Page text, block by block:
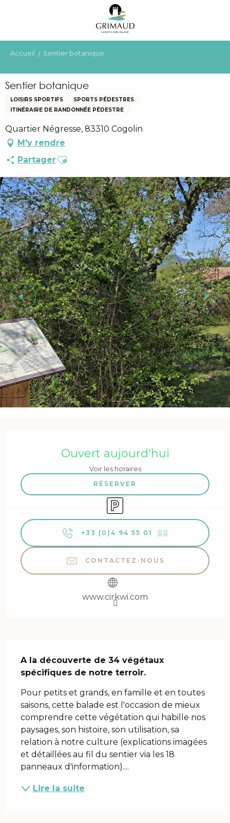
principal
Accueil Sentier botanique
Sentier botanique
LOISIRS SPORTIFS
SPORTS PÉDESTRES
ITINÉRAIRE DE RANDONNÉE PÉDESTRE
Quartier Négresse, 83310 Cogolin
M'y rendre
PartagerAjouter aux favoris
Ouvert aujourd'hui
Voir les horaires
RÉSERVER
Parking
+33 (0)4 94 55 01 ▒▒
CONTACTEZ-NOUS
www.cirkwi.com
A la découverte de 34 végétaux
spécifiques de notre terroir.
Pour petits et grands, en famille et en toutes
saisons, cette balade est l'occasion de mieux
comprendre cette végétation qui habille nos
paysages, son histoire, son utilisation, sa
relation à notre culture (explications imagées
et détaillées au fil du sentier via les 18
panneaux d'information)....
Lire la suite